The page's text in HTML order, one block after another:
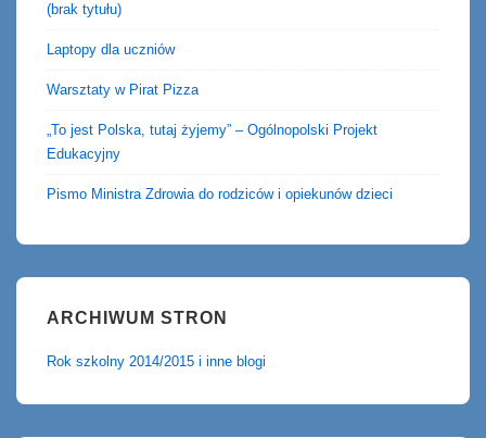
(brak tytułu)
Laptopy dla uczniów
Warsztaty w Pirat Pizza
„To jest Polska, tutaj żyjemy” – Ogólnopolski Projekt
Edukacyjny
Pismo Ministra Zdrowia do rodziców i opiekunów dzieci
ARCHIWUM STRON
Rok szkolny 2014/2015 i inne blogi